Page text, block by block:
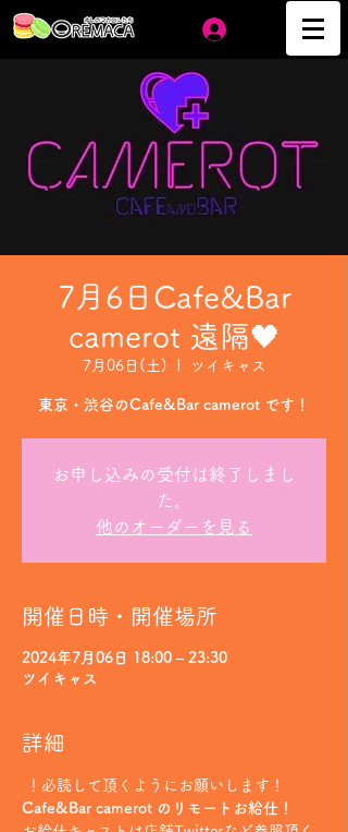
7月6日Cafe&Bar
camerot 遠隔🖤
7月06日(土) ツイキャス
東京・渋谷のCafe&Bar camerot です！
お申し込みの受付は終了しまし
た。
他のオーダーを見る
開催日時・開催場所
2024年7月06日 18:00 – 23:30
ツイキャス
詳細
！必読して頂くようにお願いします！
Cafe&Bar camerot のリモートお給仕！